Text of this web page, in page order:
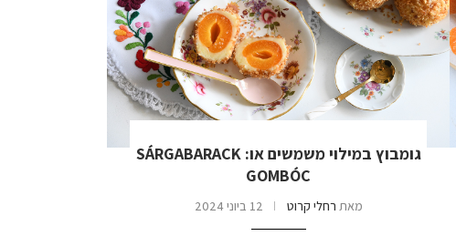
גומבוץ במילוי משמשים או: SÁRGABARACK
GOMBÓC
מאת רחלי קרוט 12 ביוני 2024